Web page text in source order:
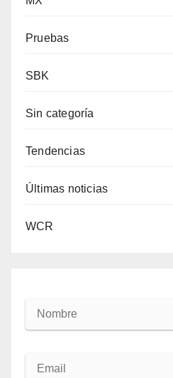
Pruebas
SBK
Sin categoría
Tendencias
Últimas noticias
WCR